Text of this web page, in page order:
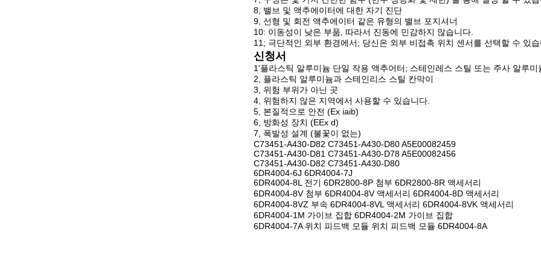
8, 밸브 및 액추에이터에 대한 자기 진단
9, 선형 및 회전 액추에이터 같은 유형의 밸브 포지셔너
10: 이동성이 낮은 부품, 따라서 진동에 민감하지 않습니다.
11; 극단적인 외부 환경에서; 당신은 외부 비접촉 위치 센서를 선택할 수 있
신청서
1'플라스틱 알루미늄 단일 작용 액추어터; 스테인레스 스틸 또는 주사 알루미
2, 플라스틱 알루미늄과 스테인리스 스틸 칸막이
3, 위험 부위가 아닌 곳
4, 위험하지 않은 지역에서 사용할 수 있습니다.
5, 본질적으로 안전 (Ex iaib)
6, 방화성 장치 (EEx d)
7, 폭발성 설계 (불꽃이 없는)
C73451-A430-D82 C73451-A430-D80 A5E00082459
C73451-A430-D81 C73451-A430-D78 A5E00082456
C73451-A430-D82 C73451-A430-D80
6DR4004-6J 6DR4004-7J
6DR4004-8L 전기 6DR2800-8P 첨부 6DR2800-8R 액세서리
6DR4004-8V 첨부 6DR4004-8V 액세서리 6DR4004-8D 액세서리
6DR4004-8VZ 부속 6DR4004-8VL 액세서리 6DR4004-8VK 액세서리
6DR4004-1M 가이브 집합 6DR4004-2M 가이브 집합
6DR4004-7A 위치 피드백 모듈 위치 피드백 모듈 6DR4004-8A